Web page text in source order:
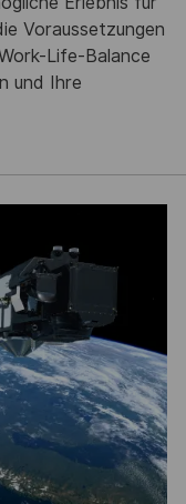
Voraussetzungen
Life-Balance
und Ihre